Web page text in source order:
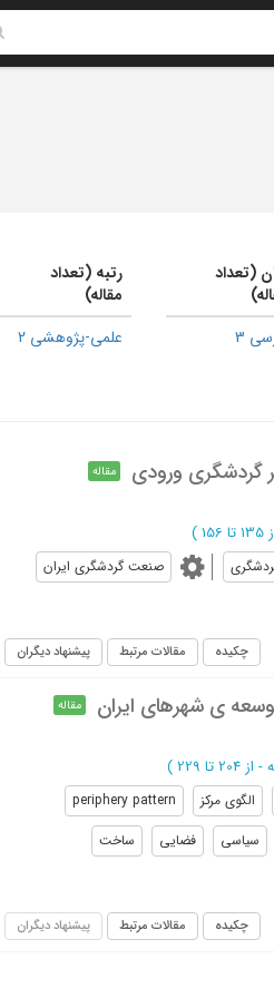
(تعداد
3
رتبه (تعداد
مقاله)
علمی-پژوهشی 2
گردشگری ورودی مقاله
156
)
صنعت گردشگری ایران
چکیده مقالات مرتبط پیشنهاد دیگران
ی شهرهای ایران مقاله
از 204 تا 229 )
الگوی مرکز
periphery pattern
سیاسی فضایی
ساخت
چکیده مقالات مرتبط پیشنهاد دیگران